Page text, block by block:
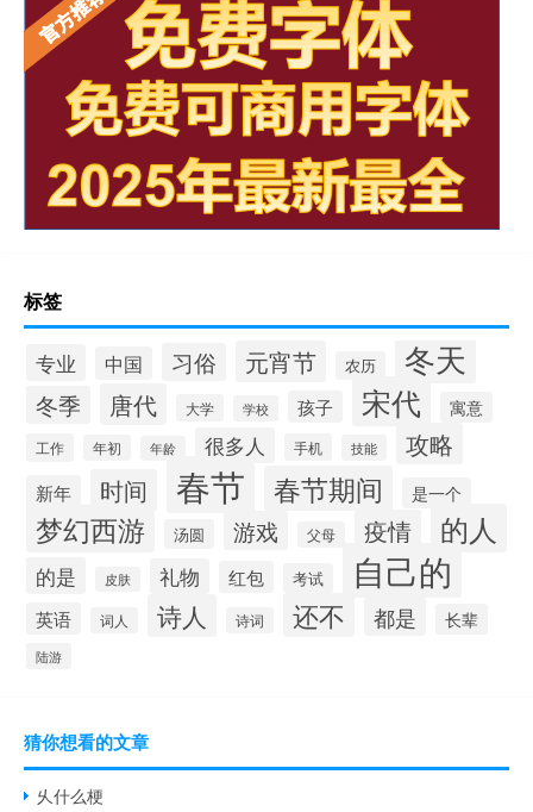
标签
专业 中国 习俗 元宵节 农历 冬天
冬季 唐代 大学 学校 孩子 宋代 寓意
工作 年初 年龄 很多人 手机 技能 攻略
新年 时间 春节 春节期间 是一个
梦幻西游 汤圆 游戏 父母 疫情 的人
的是 皮肤 礼物 红包 考试 自己的
英语 词人 诗人 诗词 还不 都是 长辈
陆游
猜你想看的文章
乆什么梗